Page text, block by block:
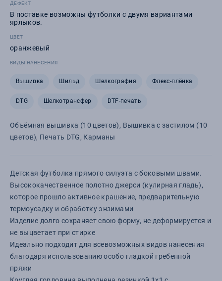
ДЕФЕКТ
В поставке возможны футболки с двумя вариантами
ярлыков.
ЦВЕТ
оранжевый
ВИДЫ НАНЕСЕНИЯ
Вышивка Шильд Шелкография Флекс-плёнка
DTG Шелкотрансфер DTF-печать
Объёмная вышивка (10 цветов), Вышивка с застилом (10
цветов), Печать DTG, Карманы
Детская футболка прямого силуэта с боковыми швами.
Высококачественное полотно джерси (кулирная гладь),
которое прошло активное крашение, предварительную
термоусадку и обработку энзимами
Изделие долго сохраняет свою форму, не деформируется и
не выцветает при стирке
Идеально подходит для всевозможных видов нанесения
благодаря использованию особо гладкой гребенной
пряжи